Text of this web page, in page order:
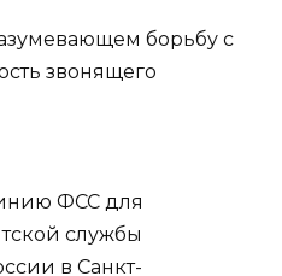
борьбу с
звонящего